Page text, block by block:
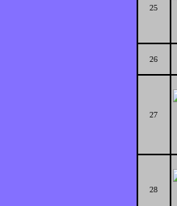
25
26
27
28